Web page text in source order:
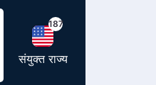
187
संयुक्त राज्य